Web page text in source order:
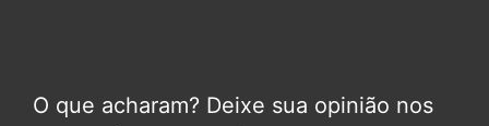
O que acharam? Deixe sua opinião nos